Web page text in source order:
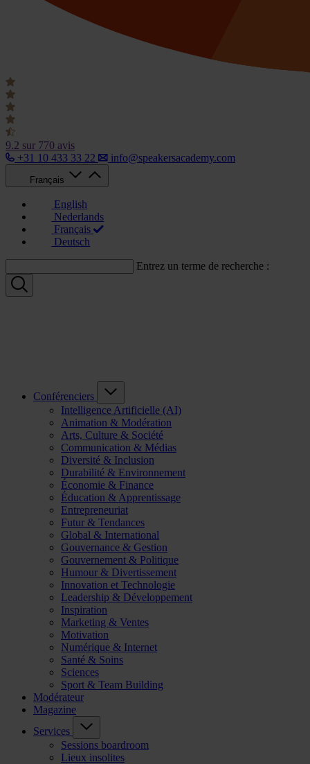
9.2 sur 770 avis
+31 10 433 33 22
info@speakersacademy.com
Français
English
Nederlands
Français
Deutsch
Entrez un terme de recherche :
Conférenciers
Intelligence Artificielle (AI)
Animation & Modération
Arts, Culture & Société
Communication & Médias
Diversité & Inclusion
Durabilité & Environnement
Économie & Finance
Éducation & Apprentissage
Entrepreneuriat
Futur & Tendances
Global & International
Gouvernance & Gestion
Gouvernement & Politique
Humour & Divertissement
Innovation et Technologie
Leadership & Développement
Inspiration
Marketing & Ventes
Motivation
Numérique & Internet
Santé & Soins
Sciences
Sport & Team Building
Modérateur
Magazine
Services
Sessions boardroom
Lieux insolites